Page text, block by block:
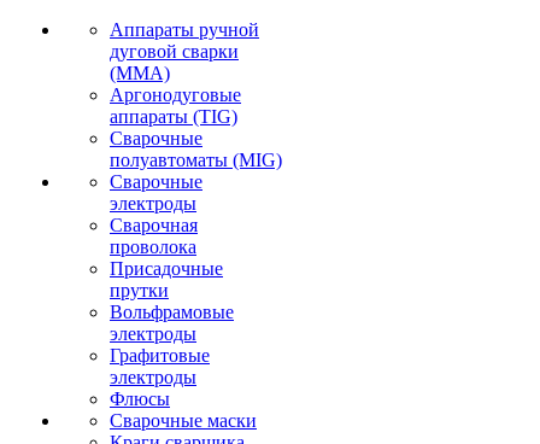
Аппараты ручной
дуговой сварки
(MMA)
Аргонодуговые
аппараты (TIG)
Сварочные
полуавтоматы (MIG)
Сварочные
электроды
Сварочная
проволока
Присадочные
прутки
Вольфрамовые
электроды
Графитовые
электроды
Флюсы
Сварочные маски